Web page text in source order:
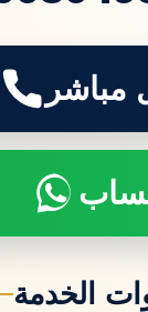
مباشر
الخدمة